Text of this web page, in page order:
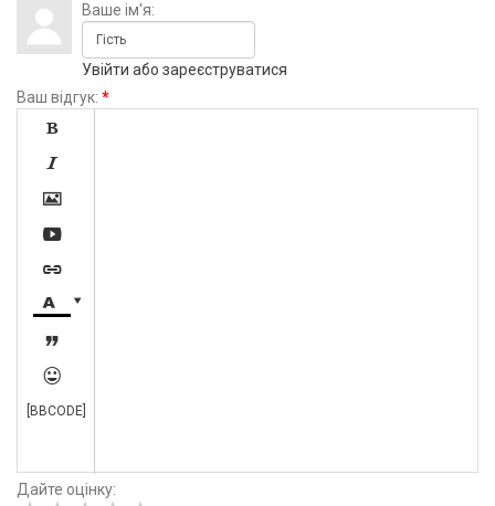
Ваше ім'я:
Увійти або зареєструватися
Ваш відгук: *









[BBCODE]
Дайте оцінку: